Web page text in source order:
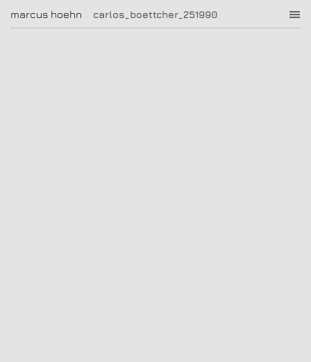
carlos_boettcher_251990
marcus hoehn marcus hoehn
|